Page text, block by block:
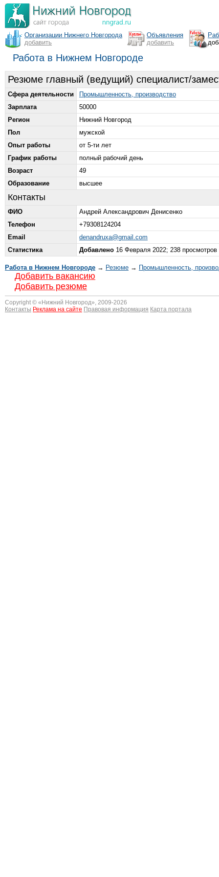
Организации Нижнего Новгорода
добавить
Объявления
добавить
Работа в Нижнем Новгороде
Резюме главный (ведущий) специалист/
Сфера деятельности
Промышленность, производство
Зарплата
50000
Регион
Нижний Новгород
Пол
мужской
Опыт работы
от 5-ти лет
График работы
полный рабочий день
Возраст
49
Образование
высшее
Контакты
ФИО
Андрей Александрович Денисенко
Телефон
+79308124204
Email
denandruxa@gmail.com
Статистика
Добавлено 16 Февраля 2022; 238 просмотров
Работа в Нижнем Новгороде → Резюме → Промышленность,
Добавить вакансию
Добавить резюме
Copyright © « Нижний Новгород», 2009-2026
Контакты Реклама на сайте Правовая информация Карта портала